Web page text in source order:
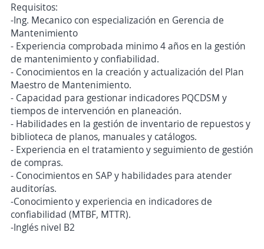
Requisitos:
-Ing. Mecanico con especialización en Gerencia de
Mantenimiento
- Experiencia comprobada minimo 4 años en la gestión
de mantenimiento y confiabilidad.
- Conocimientos en la creación y actualización del Plan
Maestro de Mantenimiento.
- Capacidad para gestionar indicadores PQCDSM y
tiempos de intervención en planeación.
- Habilidades en la gestión de inventario de repuestos y
biblioteca de planos, manuales y catálogos.
- Experiencia en el tratamiento y seguimiento de gestión
de compras.
- Conocimientos en SAP y habilidades para atender
auditorías.
-Conocimiento y experiencia en indicadores de
confiabilidad (MTBF, MTTR).
-Inglés nivel B2